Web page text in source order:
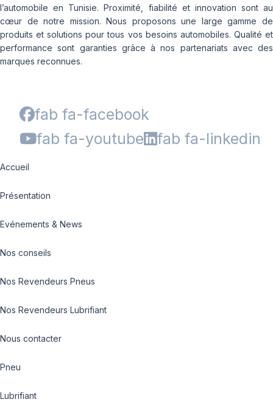
l’automobile en Tunisie. Proximité, fiabilité et innovation sont au
cœur de notre mission. Nous proposons une large gamme de
produits et solutions pour tous vos besoins automobiles. Qualité et
performance sont garanties grâce à nos partenariats avec des
marques reconnues.
fab fa-facebook
fab fa-youtube
fab fa-linkedin
Accueil
Présentation
Evénements & News
Nos conseils
Nos Revendeurs Pneus
Nos Revendeurs Lubrifiant
Nous contacter
Pneu
Lubrifiant